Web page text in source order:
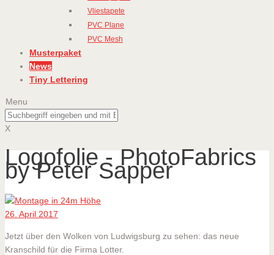
Vliestapete
PVC Plane
PVC Mesh
Musterpaket
News
Tiny Lettering
Menu
X
Logofolie - PhotoFabrics
by Peter Sapper
26. April 2017
Jetzt über den Wolken von Ludwigsburg zu sehen: das neue
Kranschild für die Firma Lotter.